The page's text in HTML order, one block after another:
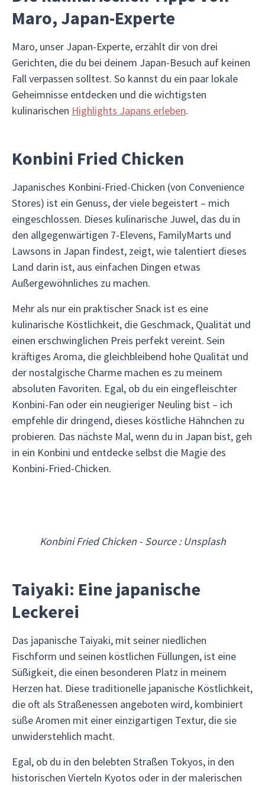
Maro, Japan-Experte
Maro, unser Japan-Experte, erzählt dir von drei
Gerichten, die du bei deinem Japan-Besuch auf keinen
Fall verpassen solltest. So kannst du ein paar lokale
Geheimnisse entdecken und die wichtigsten
kulinarischen Highlights Japans erleben.
Konbini Fried Chicken
Japanisches Konbini-Fried-Chicken (von Convenience
Stores) ist ein Genuss, der viele begeistert – mich
eingeschlossen. Dieses kulinarische Juwel, das du in
den allgegenwärtigen 7-Elevens, FamilyMarts und
Lawsons in Japan findest, zeigt, wie talentiert dieses
Land darin ist, aus einfachen Dingen etwas
Außergewöhnliches zu machen.
Mehr als nur ein praktischer Snack ist es eine
kulinarische Köstlichkeit, die Geschmack, Qualität und
einen erschwinglichen Preis perfekt vereint. Sein
kräftiges Aroma, die gleichbleibend hohe Qualität und
der nostalgische Charme machen es zu meinem
absoluten Favoriten. Egal, ob du ein eingefleischter
Konbini-Fan oder ein neugieriger Neuling bist – ich
empfehle dir dringend, dieses köstliche Hähnchen zu
probieren. Das nächste Mal, wenn du in Japan bist, geh
in ein Konbini und entdecke selbst die Magie des
Konbini-Fried-Chicken.
Konbini Fried Chicken - Source : Unsplash
Taiyaki: Eine japanische
Leckerei
Das japanische Taiyaki, mit seiner niedlichen
Fischform und seinen köstlichen Füllungen, ist eine
Süßigkeit, die einen besonderen Platz in meinem
Herzen hat. Diese traditionelle japanische Köstlichkeit,
die oft als Straßenessen angeboten wird, kombiniert
süße Aromen mit einer einzigartigen Textur, die sie
unwiderstehlich macht.
Egal, ob du in den belebten Straßen Tokyos, in den
historischen Vierteln Kyotos oder in der malerischen